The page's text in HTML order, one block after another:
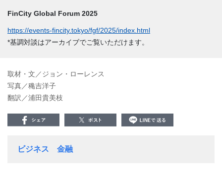
FinCity Global Forum 2025
https://events-fincity.tokyo/fgf/2025/index.html
*基調対談はアーカイブでご覧いただけます。
取材・文／ジョン・ローレンス
写真／穐吉洋子
翻訳／浦田貴美枝
ビジネス 金融